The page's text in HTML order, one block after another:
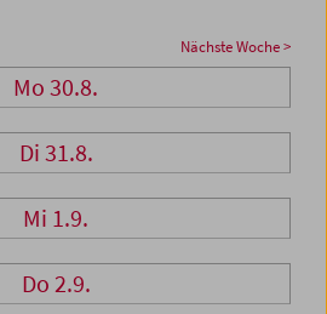
Nächste Woche >
Mo 30.8.
Di 31.8.
Mi 1.9.
Do 2.9.